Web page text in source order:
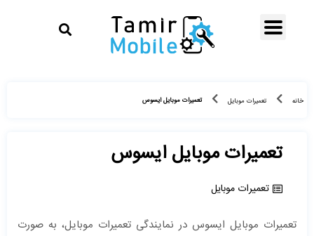
خانه تعمیرات موبایل تعمیرات موبایل ایسوس
تعمیرات موبایل ایسوس
تعمیرات موبایل
تعمیرات موبایل ایسوس در نمایندگی تعمیرات موبایل، به صورت